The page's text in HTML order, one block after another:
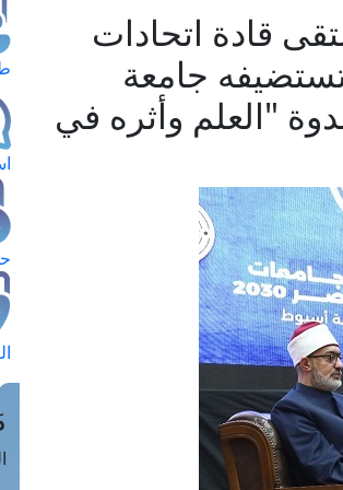
قادة اتحادات
مصر ٢٠٣٠ الذي تستضيفه جامعة
"العلم وأثره في